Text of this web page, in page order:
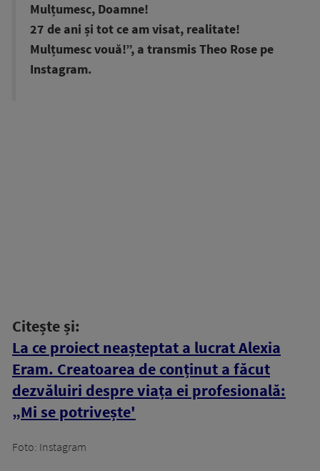
Mulțumesc, Doamne!
27 de ani și tot ce am visat, realitate!
Mulțumesc vouă!”, a transmis Theo Rose pe
Instagram.
Citește și:
La ce proiect neașteptat a lucrat Alexia
Eram. Creatoarea de conținut a făcut
dezvăluiri despre viața ei profesională:
„Mi se potrivește'
Foto: Instagram